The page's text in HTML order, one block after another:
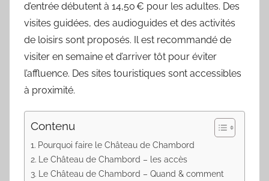
d’entrée débutent à 14,50 € pour les adultes. Des
visites guidées, des audioguides et des activités
de loisirs sont proposés. Il est recommandé de
visiter en semaine et d’arriver tôt pour éviter
l’affluence. Des sites touristiques sont accessibles
à proximité.
Contenu
Pourquoi faire le Château de Chambord
Le Château de Chambord – les accès
Le Château de Chambord – Quand & comment